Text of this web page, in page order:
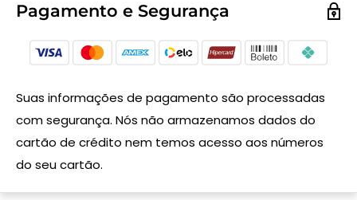
Pagamento e Segurança
Suas informações de pagamento são processadas
com segurança. Nós não armazenamos dados do
cartão de crédito nem temos acesso aos números
do seu cartão.